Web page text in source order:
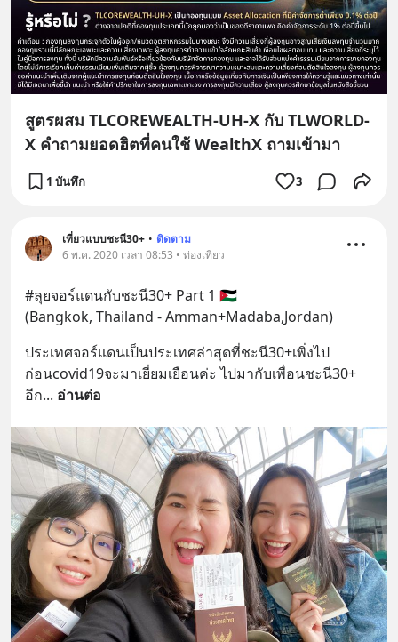
สูตรผสม TLCOREWEALTH-UH-X กับ TLWORLD-
X คำถามยอดฮิตที่คนใช้ WealthX ถามเข้ามา
1 บันทึก 3
เที่ยวแบบชะนี30+ • ติดตาม
6 พ.ค. 2020 เวลา 08:53 • ท่องเที่ยว
#ลุยจอร์แดนกับชะนี30+ Part 1 🇯🇴
(Bangkok, Thailand - Amman+Madaba,Jordan)
ประเทศจอร์แดนเป็นประเทศล่าสุดที่ชะนี30+เพิ่งไป
ก่อนcovid19จะมาเยี่ยมเยือนค่ะ ไปมากับเพื่อนชะนี30+
อีก... อ่านต่อ